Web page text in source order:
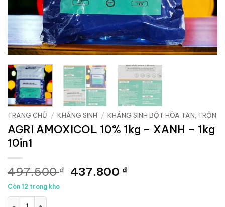
TRANG CHỦ / KHÁNG SINH / KHÁNG SINH BỘT HÒA TAN, TRỘN
AGRI AMOXICOL 10% 1kg – XANH – 1kg
10in1
497.500₫ Giá
437.800 ₫Giá
Còn 12 trong kho